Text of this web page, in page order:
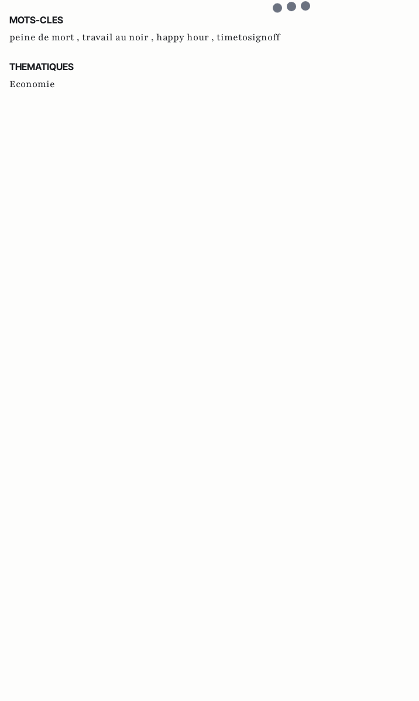
MOTS-CLES
peine de mort , travail au noir , happy hour , timetosignoff
THEMATIQUES
Economie